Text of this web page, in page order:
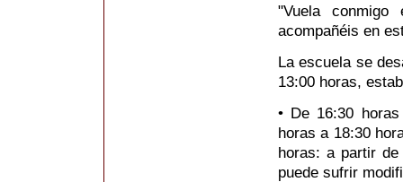
"Vuela
acompañéis en
La escuela se
13:00 horas,
• De 16:30
horas a 18:30
horas: a partir
puede sufrir